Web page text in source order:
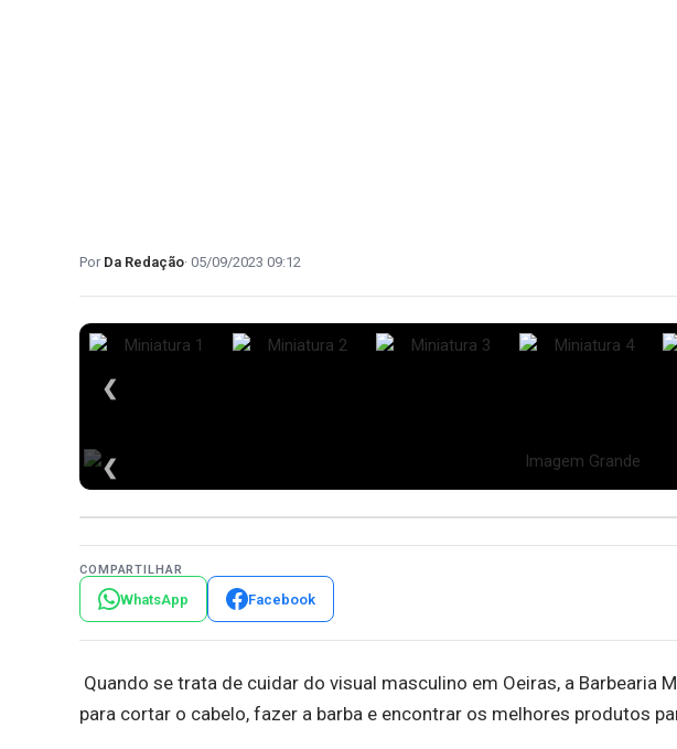
Da Redação 05/09/2023 09:12
❮
❮
COMPARTILHAR
WhatsApp Facebook
Quando se trata de cuidar do visual masculino em Oeiras, a Barbearia
para cortar o cabelo, fazer a barba e encontrar os melhores produtos